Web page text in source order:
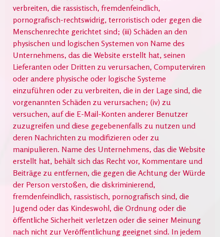
verbreiten, die rassistisch, fremdenfeindlich,
pornografisch-rechtswidrig, terroristisch oder gegen die
Menschenrechte gerichtet sind; (iii) Schäden an den
physischen und logischen Systemen von Name des
Unternehmens, das die Website erstellt hat, seinen
Lieferanten oder Dritten zu verursachen, Computerviren
oder andere physische oder logische Systeme
einzuführen oder zu verbreiten, die in der Lage sind, die
vorgenannten Schäden zu verursachen; (iv) zu
versuchen, auf die E-Mail-Konten anderer Benutzer
zuzugreifen und diese gegebenenfalls zu nutzen und
deren Nachrichten zu modifizieren oder zu
manipulieren. Name des Unternehmens, das die Website
erstellt hat, behält sich das Recht vor, Kommentare und
Beiträge zu entfernen, die gegen die Achtung der Würde
der Person verstoßen, die diskriminierend,
fremdenfeindlich, rassistisch, pornografisch sind, die
Jugend oder das Kindeswohl, die Ordnung oder die
öffentliche Sicherheit verletzen oder die seiner Meinung
nach nicht zur Veröffentlichung geeignet sind. In jedem